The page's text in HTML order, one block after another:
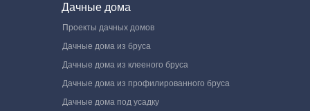
Дачные дома
Проекты дачных домов
Дачные дома из бруса
Дачные дома из клееного бруса
Дачные дома из профилированного бруса
Дачные дома под усадку